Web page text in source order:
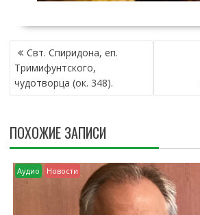
Н
А
В
И
А
Ц
И
Я
П
Свт. Спиридона, еп.
Тримифунтского,
чудотворца (ок. 348).
ПОХОЖИЕ ЗАПИСИ
Аудио Новости